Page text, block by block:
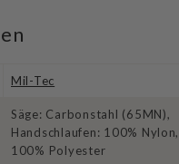
Mil-Tec
Säge: Carbonstahl (65MN),
Handschlaufen: 100% Nylon,
100% Polyester